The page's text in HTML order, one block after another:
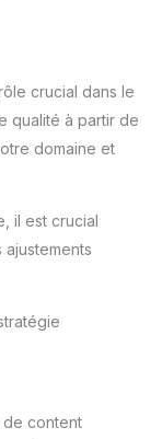
crucial dans le
qualité à partir de
domaine et
il est crucial
de content